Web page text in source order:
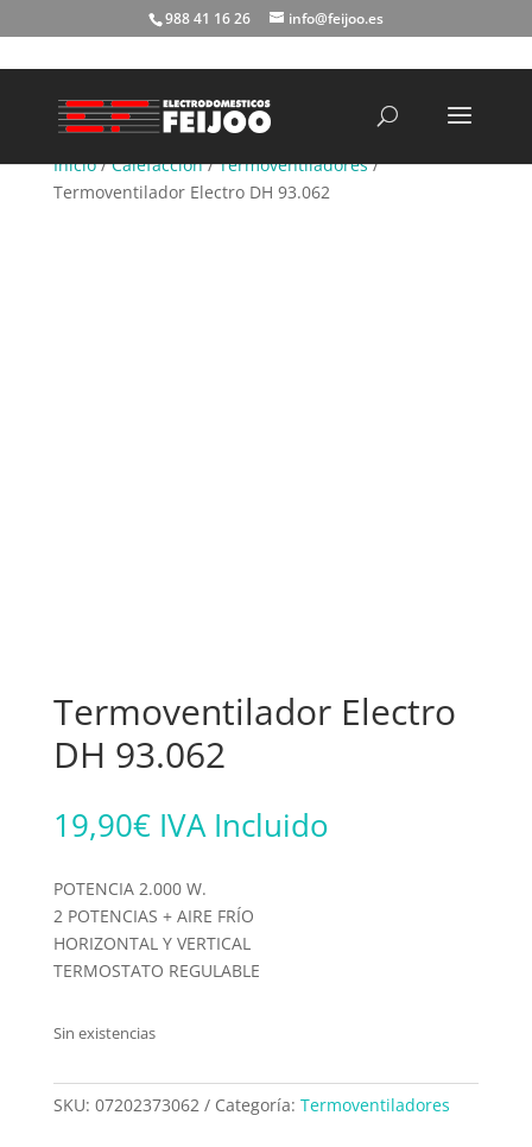
988 41 16 26 info@feijoo.es
Inicio/Calefacción/Termoventiladores/
Termoventilador Electro DH 93.062
Termoventilador Electro
DH 93.062
19,90€ IVA Incluido
POTENCIA 2.000 W.
2 POTENCIAS + AIRE FRÍO
HORIZONTAL Y VERTICAL
TERMOSTATO REGULABLE
Sin existencias
SKU: 07202373062 Categoría: Termoventiladores